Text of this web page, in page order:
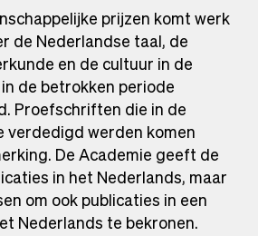
prijzen komt werk
de Nederlandse taal, de
en de cultuur in de
de betrokken periode
Proefschriften die in de
verdedigd werden komen
De Academie geeft de
in het Nederlands, maar
om ook publicaties in een
Nederlands te bekronen.